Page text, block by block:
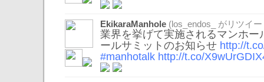
EkikaraManhole (los_endos_ がリツイー
業界を挙げて実施されるマンホー
ールサミットのお知らせ http://
#manhotalk http://t.co/